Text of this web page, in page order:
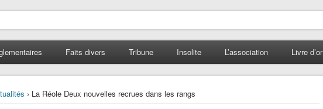
Faits divers Tribune Insolite L’association Livre d’or
› La Réole Deux nouvelles recrues dans les rangs